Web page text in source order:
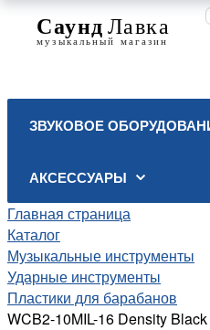
ЗВУКОВОЕ
АКСЕССУАРЫ
Главная страница
Каталог
Музыкальные инструменты
Ударные инструменты
Пластики для барабанов
WCB2-10MIL-16 Density